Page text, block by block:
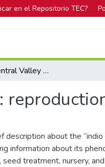
en el Repositorio TEC?
Trees of the Central Valley of Costa Rica: reproduction. Indio desnudo.
about the “indio
information about its
treatment, nursery,